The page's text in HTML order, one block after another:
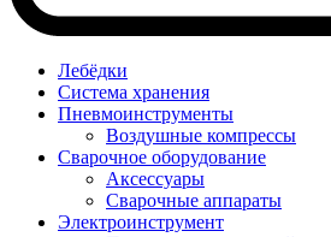
Лебёдки
Система хранения
Пневмоинструменты
Воздушные компрессы
Сварочное оборудование
Аксессуары
Сварочные аппараты
Электроинструмент